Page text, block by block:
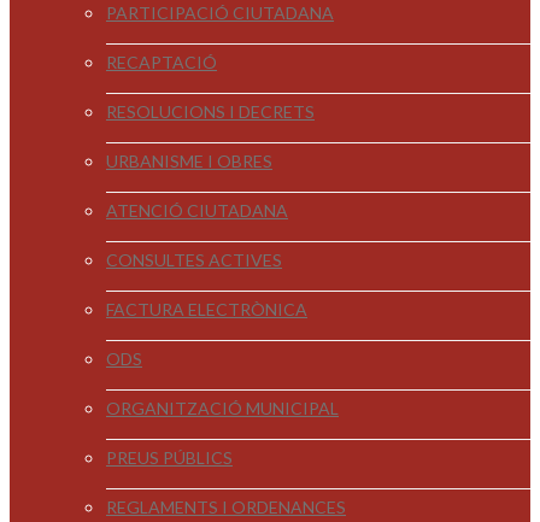
PARTICIPACIÓ CIUTADANA
RECAPTACIÓ
RESOLUCIONS I DECRETS
URBANISME I OBRES
ATENCIÓ CIUTADANA
CONSULTES ACTIVES
FACTURA ELECTRÒNICA
ODS
ORGANITZACIÓ MUNICIPAL
PREUS PÚBLICS
REGLAMENTS I ORDENANCES